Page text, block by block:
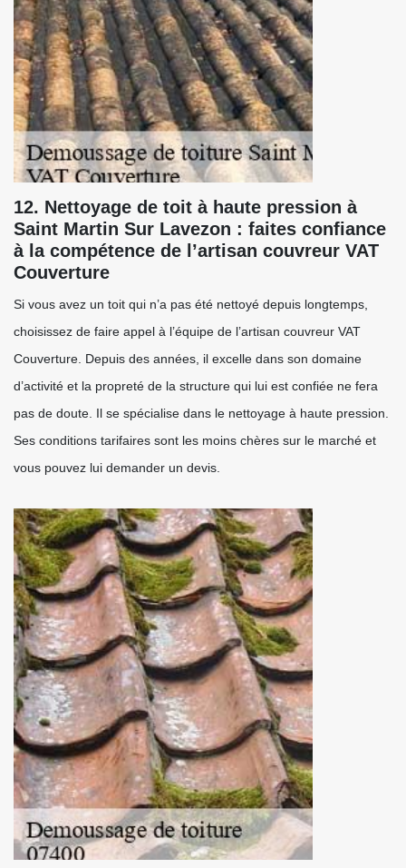
12. Nettoyage de toit à haute pression à
Saint Martin Sur Lavezon : faites confiance
à la compétence de l’artisan couvreur VAT
Couverture
Si vous avez un toit qui n’a pas été nettoyé depuis longtemps,
choisissez de faire appel à l’équipe de l’artisan couvreur VAT
Couverture. Depuis des années, il excelle dans son domaine
d’activité et la propreté de la structure qui lui est confiée ne fera
pas de doute. Il se spécialise dans le nettoyage à haute pression.
Ses conditions tarifaires sont les moins chères sur le marché et
vous pouvez lui demander un devis.